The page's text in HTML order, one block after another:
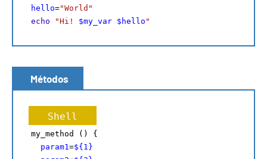
hello="World"
echo
"Hi! $my_var $hello "
Métodos
Shell
my_method () {
param1 =${1}